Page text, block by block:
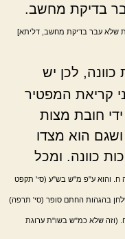
בדיקת מחשב.
שלא עבר בדיקת מחשב, דליתא]
כוונה, לכן יש
קריאת המפטיר
חובת מצות
הוא מצדו
כוונה. ומכל
ח. והוא ע"פ מ"ש בש"ע (סי' תקפט
בהגהות החתם סופר (סי' תרפה)
(וזה שלא כמ"ש בשו"ת ערוגת